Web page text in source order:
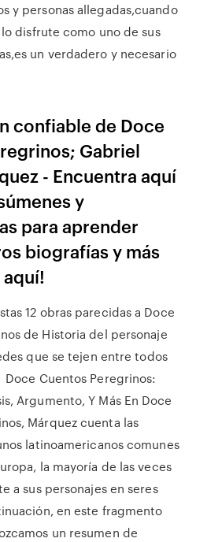
y personas allegadas,cuando
disfrute como uno de sus
un verdadero y necesario
confiable de Doce
Gabriel
- Encuentra aquí
y
para aprender
biografías y más
aquí!
12 obras parecidas a Doce
de Historia del personaje
que se tejen entre todos
Cuentos Peregrinos:
Argumento, Y Más En Doce
Márquez cuenta las
latinoamericanos comunes
la mayoría de las veces
a sus personajes en seres
en este fragmento
un resumen de